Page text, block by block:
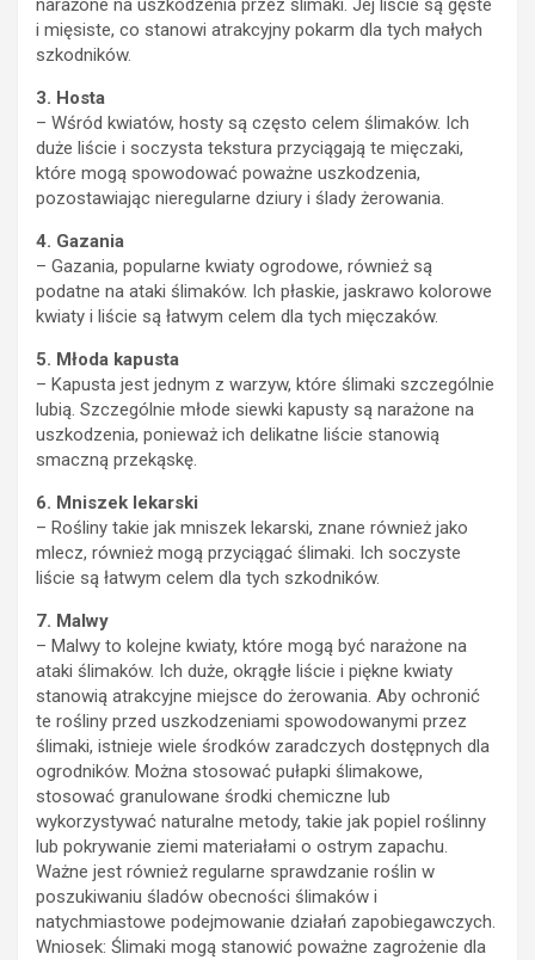
narażone na uszkodzenia przez ślimaki. Jej liście są gęste
i mięsiste, co stanowi atrakcyjny pokarm dla tych małych
szkodników.
3. Hosta
– Wśród kwiatów, hosty są często celem ślimaków. Ich
duże liście i soczysta tekstura przyciągają te mięczaki,
które mogą spowodować poważne uszkodzenia,
pozostawiając nieregularne dziury i ślady żerowania.
4. Gazania
– Gazania, popularne kwiaty ogrodowe, również są
podatne na ataki ślimaków. Ich płaskie, jaskrawo kolorowe
kwiaty i liście są łatwym celem dla tych mięczaków.
5. Młoda kapusta
– Kapusta jest jednym z warzyw, które ślimaki szczególnie
lubią. Szczególnie młode siewki kapusty są narażone na
uszkodzenia, ponieważ ich delikatne liście stanowią
smaczną przekąskę.
6. Mniszek lekarski
– Rośliny takie jak mniszek lekarski, znane również jako
mlecz, również mogą przyciągać ślimaki. Ich soczyste
liście są łatwym celem dla tych szkodników.
7. Malwy
– Malwy to kolejne kwiaty, które mogą być narażone na
ataki ślimaków. Ich duże, okrągłe liście i piękne kwiaty
stanowią atrakcyjne miejsce do żerowania. Aby ochronić
te rośliny przed uszkodzeniami spowodowanymi przez
ślimaki, istnieje wiele środków zaradczych dostępnych dla
ogrodników. Można stosować pułapki ślimakowe,
stosować granulowane środki chemiczne lub
wykorzystywać naturalne metody, takie jak popiel roślinny
lub pokrywanie ziemi materiałami o ostrym zapachu.
Ważne jest również regularne sprawdzanie roślin w
poszukiwaniu śladów obecności ślimaków i
natychmiastowe podejmowanie działań zapobiegawczych.
Wniosek: Ślimaki mogą stanowić poważne zagrożenie dla